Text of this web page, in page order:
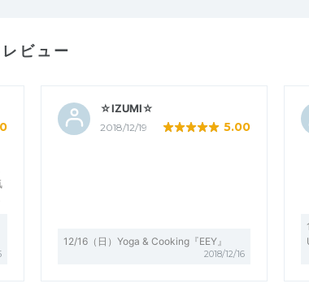
ビュー
☆IZUMI☆
2018/12/19 5.00
12/16（日）Yoga & Cooking『EEY』
2018/12/16